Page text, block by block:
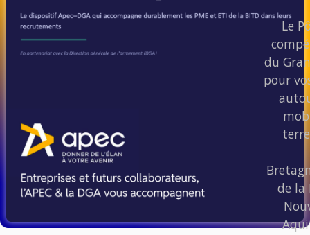
Le
du
pour
de la